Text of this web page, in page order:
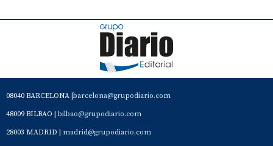
08040 BARCELONA | barcelona@grupodiario.com
48009 BILBAO | bilbao@grupodiario.com
28003 MADRID | madrid@grupodiario.com